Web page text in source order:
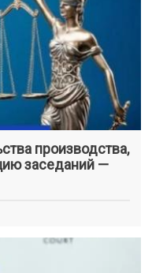
производства,
заседаний —